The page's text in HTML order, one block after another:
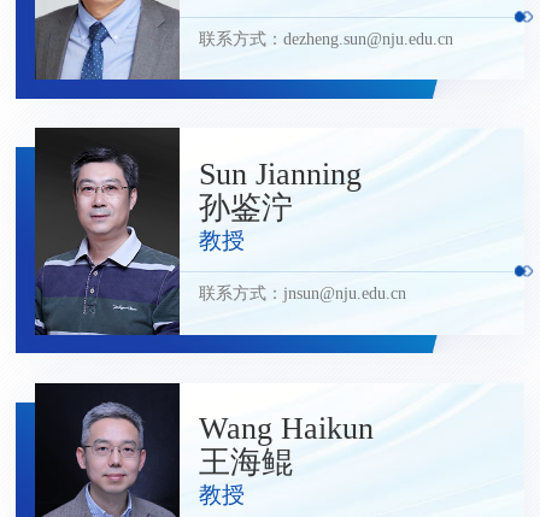
联系方式：dezheng.sun@nju.edu.cn
Sun Jianning
孙鉴泞
教授
联系方式：jnsun@nju.edu.cn
Wang Haikun
王海鲲
教授